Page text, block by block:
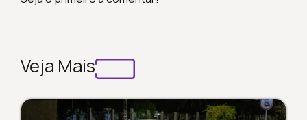
Veja Mais